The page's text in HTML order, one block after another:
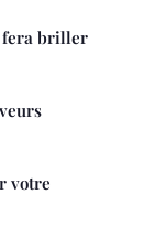
fera briller
votre